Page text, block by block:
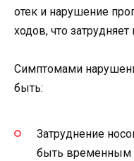
отек и нарушение
ходов, что
Симптомами
быть:
Затруднение
быть временным